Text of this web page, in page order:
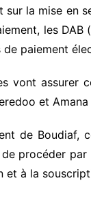
sur la mise en
les
paiement
vont assurer
et Amana
de Boudiaf,
procéder par
et à la